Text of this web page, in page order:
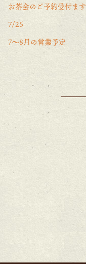
お茶会のご予約受付ます
7/25
7〜8月の営業予定